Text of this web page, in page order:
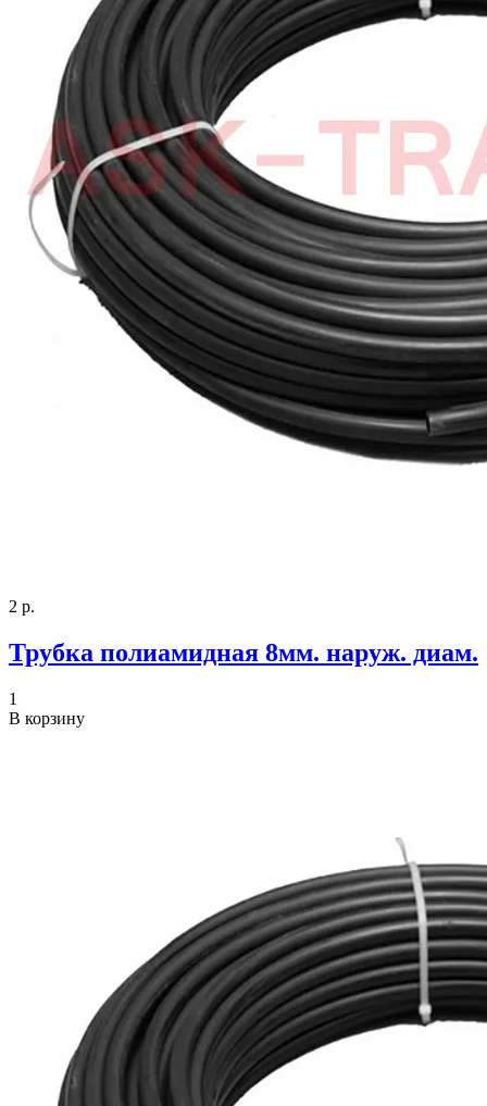
2 р.
Трубка полиамидная 8мм. наруж. диам.
1
В корзину